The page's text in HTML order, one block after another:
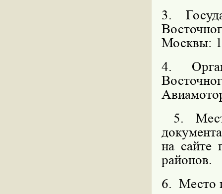
3.
Москвы:
4.
5.
на
районов.
6. Место